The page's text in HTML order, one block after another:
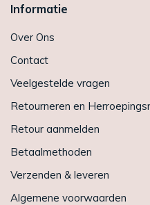
Informatie
Over Ons
Contact
Veelgestelde vragen
Retourneren en
Retour aanmelden
Betaalmethoden
Verzenden & leveren
Algemene voorwaarden